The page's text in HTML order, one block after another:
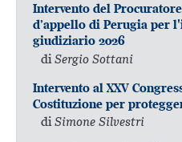
Intervento del
d’appello di Perugia per
giudiziario 2026
di Sergio Sottani
Intervento al XXV
Costituzione per
diSimone Silvestri